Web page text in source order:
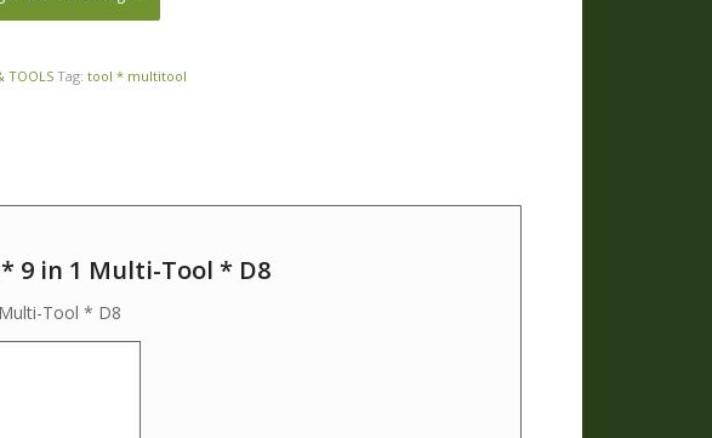
TOOLS Tag: tool * multitool
* 9 in 1 Multi-Tool * D8
Tool * D8